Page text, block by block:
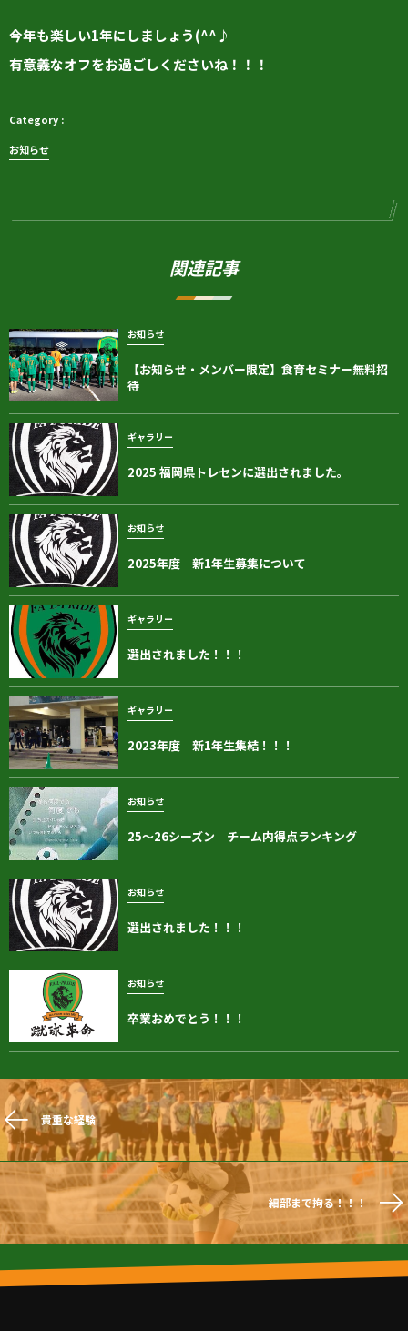
今年も楽しい1年にしましょう(^^♪
有意義なオフをお過ごしくださいね！！！
お知らせ
関連記事
お知らせ
【お知らせ・メンバー限定】食育セミナー無料招
待
ギャラリー
2025 福岡県トレセンに選出されました。
お知らせ
2025年度 新1年生募集について
ギャラリー
選出されました！！！
ギャラリー
2023年度 新1年生集結！！！
お知らせ
25～26シーズン チーム内得点ランキング
お知らせ
選出されました！！！
お知らせ
卒業おめでとう！！！
貴重な経験
細部まで拘る！！！